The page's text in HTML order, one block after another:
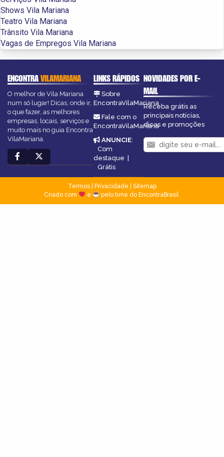
Shows Vila Mariana
Teatro Vila Mariana
Trânsito Vila Mariana
Vagas de Empregos Vila Mariana
ENCONTRAVILAMARIANA
O melhor de Vila Mariana
num só lugar! Dicas, onde ir,
o que fazer, as melhores
empresas, locais, serviços e
muito mais no guia Encontra
VilaMariana.
LINKS RÁPIDOS
Sobre
EncontraVilaMariana
Fale com o
EncontraVilaMariana
ANUNCIE:
Com
destaque |
Grátis
NOVIDADES POR E-
MAIL
Receba grátis as
principais notícias,
dicas e promoções
Termos| Privacidade
Sitemap
Criado com
e pelo time do EncontraBrasil